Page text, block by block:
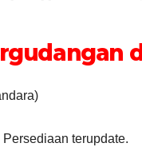
terupdate.